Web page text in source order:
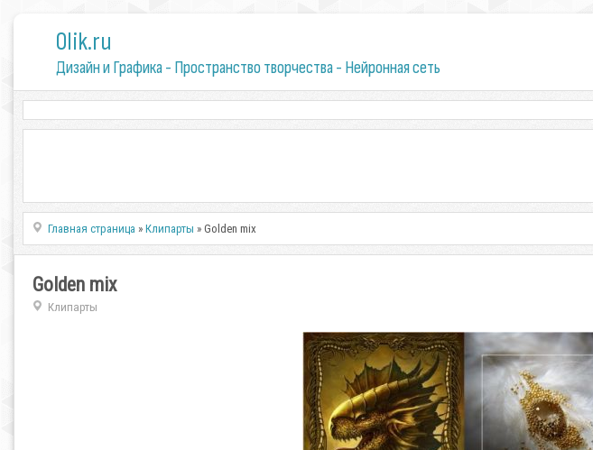
0lik.ru
Дизайн и Графика - Пространство творчества - Нейронная сеть
Главная страница »Клипарты » Golden mix
Golden mix
Клипарты